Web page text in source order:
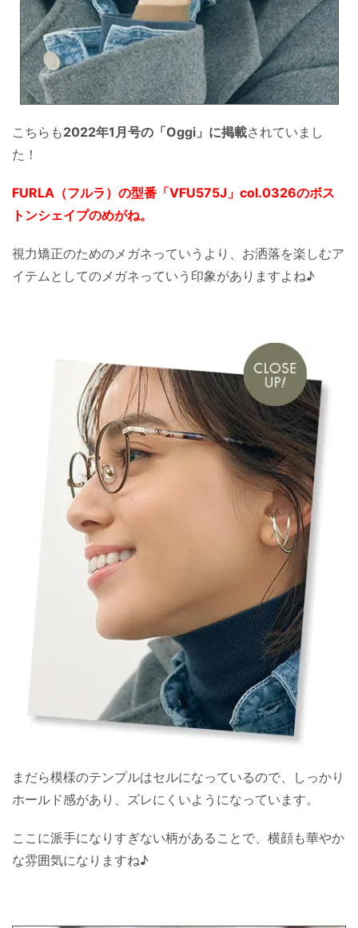
こちらも2022年1月号の「Oggi」に掲載されていまし
た！
FURLA（フルラ）の型番「VFU575J」col.0326のボス
トンシェイプのめがね。
視力矯正のためのメガネっていうより、お洒落を楽しむア
イテムとしてのメガネっていう印象がありますよね♪
まだら模様のテンプルはセルになっているので、しっかり
ホールド感があり、ズレにくいようになっています。
ここに派手になりすぎない柄があることで、横顔も華やか
な雰囲気になりますね♪